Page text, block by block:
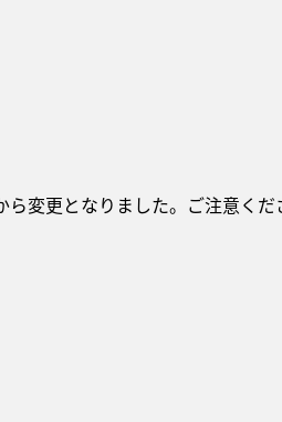
変更となりました。ご注意くだ